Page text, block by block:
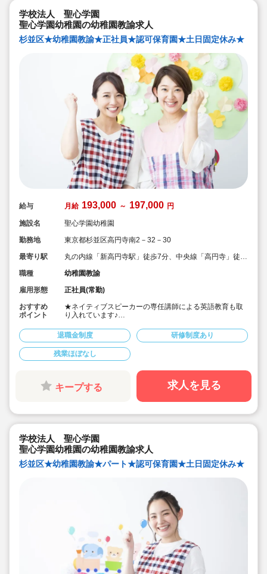
学校法人 聖心学園
聖心学園幼稚園の幼稚園教諭求人
杉並区★幼稚園教諭★正社員★認可保育園★土日固定休み★
給与 月給 193,000 ～ 197,000 円
施設名
聖心学園幼稚園
勤務地
東京都杉並区高円寺南2－32－30
最寄り駅
丸の内線「新高円寺駅」徒歩7分、中央線「高円寺」徒歩
職種
幼稚園教諭
雇用形態
正社員(常勤)
おすすめ
ポイント
★ネイティブスピーカーの専任講師による英語教育も取
り入れています♪
けます♪
★完全週休2日制なので、プライベートとも両立しやすい
♪
★年少組は2人担任制を採用することで業務負担を軽減し
過度なプレッシャーを受けず安心して保育を行うことが
できます。
★リズム遊びや体操、英語に力を入れています。
専門学校の講師が指導を行うなど楽しみながら学びを深
★歴史のある長年子どもたちの成長を見守り続けてきた
幼稚園です♪
退職金制度 研修制度あり
残業ほぼなし
キープする 求人を見る
学校法人 聖心学園
聖心学園幼稚園の幼稚園教諭求人
杉並区★幼稚園教諭★パート★認可保育園★土日固定休み★